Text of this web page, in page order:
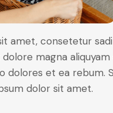
amet, consetetur
magna
dolores et ea rebum.
dolor sit amet.